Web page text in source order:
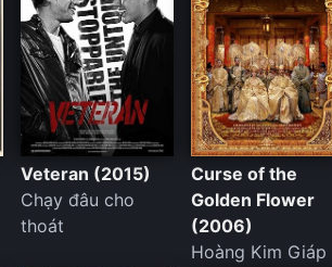
Veteran (2015)
Chạy đâu cho
thoát
Curse of the
Golden Flower
(2006)
Hoàng Kim Giáp